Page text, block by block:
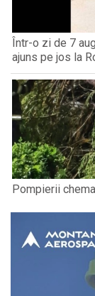
Într-o zi de 7
ajuns pe jos la
Pompierii